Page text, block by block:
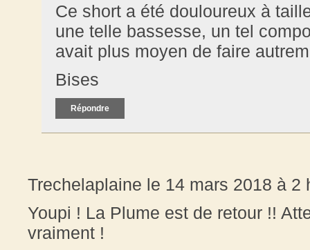
Ce short a été douloureux à
une telle bassesse, un tel
avait plus moyen de faire
Bises
Répondre
Trechelaplaine le 14 mars 2018 à 2
Youpi ! La Plume est de retour !!
vraiment !